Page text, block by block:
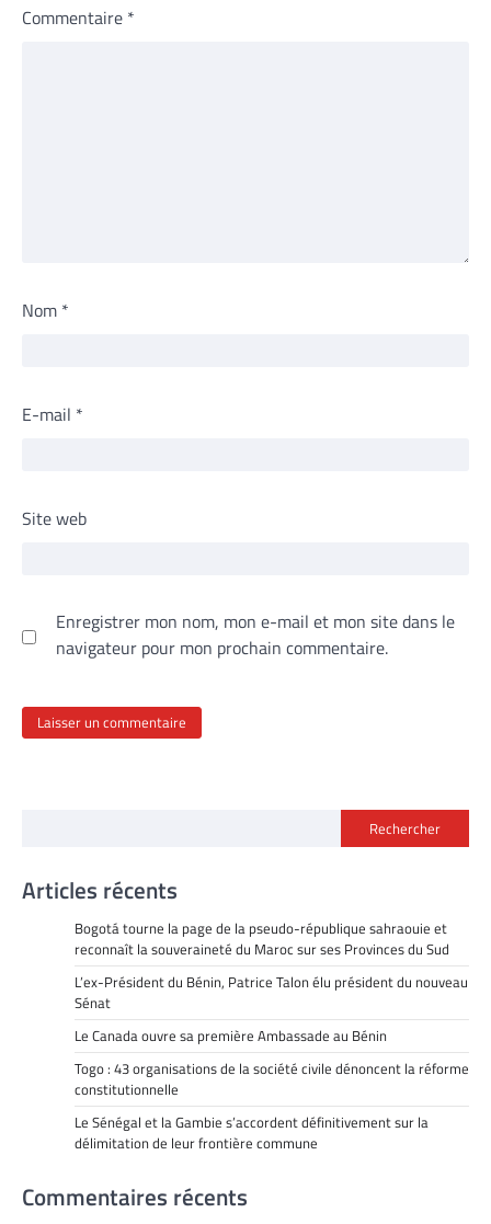
Commentaire *
Nom *
E-mail *
Site web
Enregistrer mon nom, mon e-mail et mon site dans le
navigateur pour mon prochain commentaire.
Rechercher
Articles récents
Bogotá tourne la page de la pseudo-république sahraouie et
reconnaît la souveraineté du Maroc sur ses Provinces du Sud
L’ex-Président du Bénin, Patrice Talon élu président du nouveau
Sénat
Le Canada ouvre sa première Ambassade au Bénin
Togo : 43 organisations de la société civile dénoncent la réforme
constitutionnelle
Le Sénégal et la Gambie s’accordent définitivement sur la
délimitation de leur frontière commune
Commentaires récents